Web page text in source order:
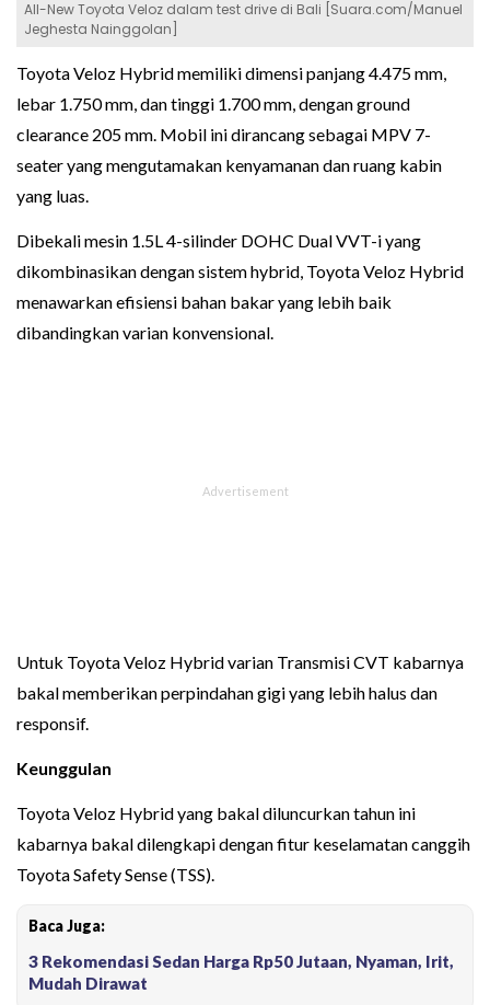
All-New Toyota Veloz dalam test drive di Bali [Suara.com/Manuel
Jeghesta Nainggolan]
Toyota Veloz Hybrid memiliki dimensi panjang 4.475 mm,
lebar 1.750 mm, dan tinggi 1.700 mm, dengan ground
clearance 205 mm. Mobil ini dirancang sebagai MPV 7-
seater yang mengutamakan kenyamanan dan ruang kabin
yang luas.
Dibekali mesin 1.5L 4-silinder DOHC Dual VVT-i yang
dikombinasikan dengan sistem hybrid, Toyota Veloz Hybrid
menawarkan efisiensi bahan bakar yang lebih baik
dibandingkan varian konvensional.
Untuk Toyota Veloz Hybrid varian Transmisi CVT kabarnya
bakal memberikan perpindahan gigi yang lebih halus dan
responsif.
Keunggulan
Toyota Veloz Hybrid yang bakal diluncurkan tahun ini
kabarnya bakal dilengkapi dengan fitur keselamatan canggih
Toyota Safety Sense (TSS).
Baca Juga:
3 Rekomendasi Sedan Harga Rp50 Jutaan, Nyaman, Irit,
Mudah Dirawat